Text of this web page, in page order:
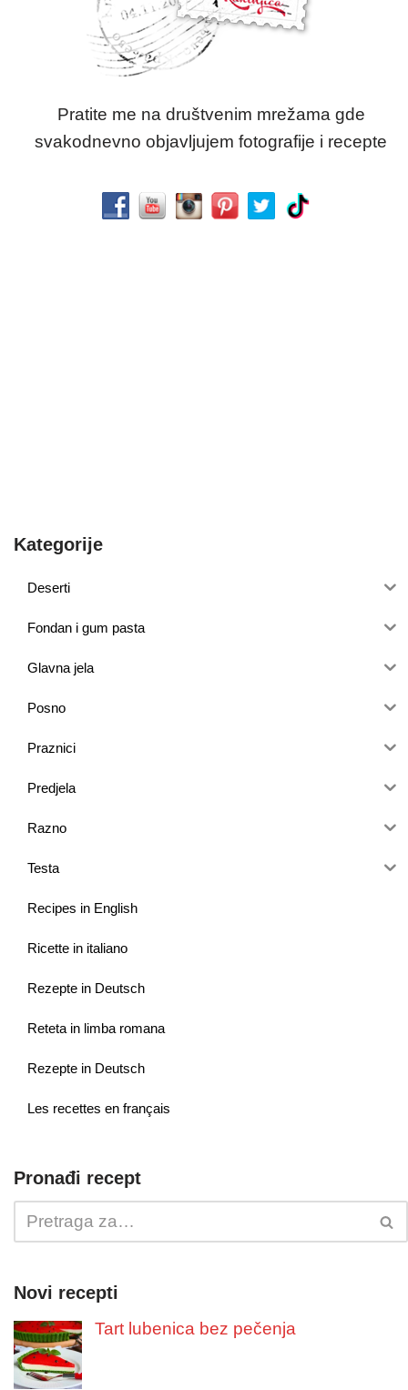
Pratite me na društvenim mrežama gde
svakodnevno objavljujem fotografije i recepte
Kategorije
Deserti
Fondan i gum pasta
Glavna jela
Posno
Praznici
Predjela
Razno
Testa
Recipes in English
Ricette in italiano
Rezepte in Deutsch
Reteta in limba romana
Rezepte in Deutsch
Les recettes en français
Pronađi recept
Novi recepti
Tart lubenica bez pečenja